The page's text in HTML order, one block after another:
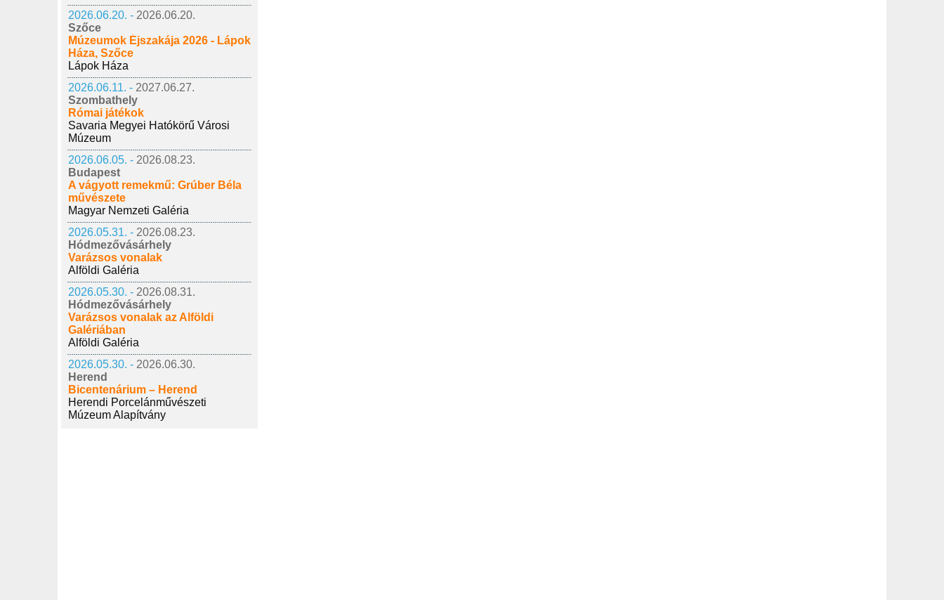
2026.06.20. - 2026.06.20.
Szőce
Múzeumok Éjszakája 2026 - Lápok
Háza, Szőce
Lápok Háza
2026.06.11. - 2027.06.27.
Szombathely
Római játékok
Savaria Megyei Hatókörű Városi
Múzeum
2026.06.05. - 2026.08.23.
Budapest
A vágyott remekmű: Grúber Béla
művészete
Magyar Nemzeti Galéria
2026.05.31. - 2026.08.23.
Hódmezővásárhely
Varázsos vonalak
Alföldi Galéria
2026.05.30. - 2026.08.31.
Hódmezővásárhely
Varázsos vonalak az Alföldi
Galériában
Alföldi Galéria
2026.05.30. - 2026.06.30.
Herend
Bicentenárium – Herend
Herendi Porcelánművészeti
Múzeum Alapítvány